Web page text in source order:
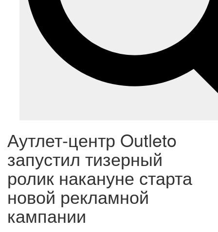
Аутлет-центр Outleto
запустил тизерный
ролик накануне старта
новой рекламной
кампании